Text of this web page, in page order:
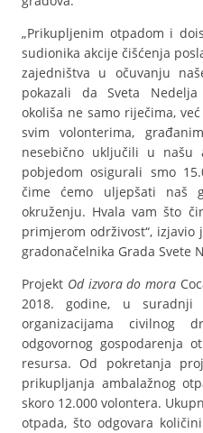
„Prikupljenim otpadom i
sudionika akcije čišćenja
zajedništva u očuvanju
pokazali da Sveta
okoliša ne samo riječima,
svim volonterima,
nesebično uključili u našu
pobjedom osigurali smo
čime ćemo uljepšati naš
okruženju. Hvala vam što
primjerom održivost“, izjavio
gradonačelnika Grada Svete
Projekt Od izvora do mora
2018. godine, u
organizacijama civilnog
odgovornog gospodarenja
resursa. Od pokretanja
prikupljanja ambalažnog
skoro 12.000 volontera.
otpada, što odgovara